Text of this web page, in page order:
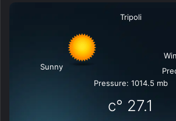
Tripoli
Sunny
Pressure: 1014.5 mb
27.1
°c